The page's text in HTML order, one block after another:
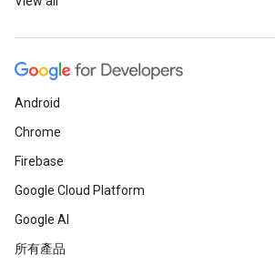
Android
Chrome
Firebase
Google Cloud Platform
Google AI
所有產品